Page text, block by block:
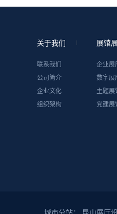
关于我们
联系我们
公司简介
企业文化
组织架构
展馆
企业展
数字展
主题展
党建展